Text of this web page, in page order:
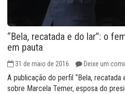
“Bela, recatada e do lar”: o
em pauta
31 de maio de 2016 Deixe um
A publicação do perfil “Bela, recatada
sobre Marcela Temer, esposa do